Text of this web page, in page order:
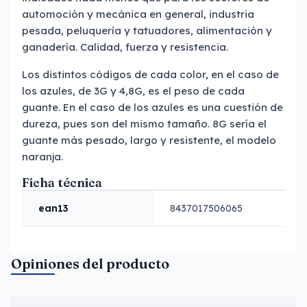
automoción y mecánica en general, industria
pesada, peluquería y tatuadores, alimentación y
ganadería. Calidad, fuerza y resistencia.
Los distintos códigos de cada color, en el caso de
los azules, de 3G y 4,8G, es el peso de cada
guante. En el caso de los azules es una cuestión de
dureza, pues son del mismo tamaño. 8G sería el
guante más pesado, largo y resistente, el modelo
naranja.
Ficha técnica
ean13 8437017506065
Opiniones del producto